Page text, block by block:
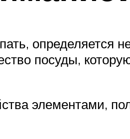
определяется
посуды,
элементами,